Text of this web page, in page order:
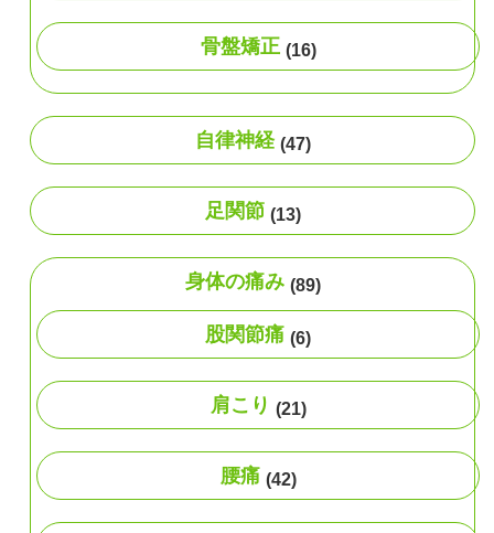
骨盤矯正 (16)
自律神経 (47)
足関節 (13)
身体の痛み (89)
股関節痛 (6)
肩こり (21)
腰痛 (42)